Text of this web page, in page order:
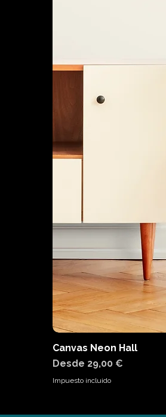
Canvas Neon Hall
Desde 29,00 €
Precio de oferta
Impuesto incluido